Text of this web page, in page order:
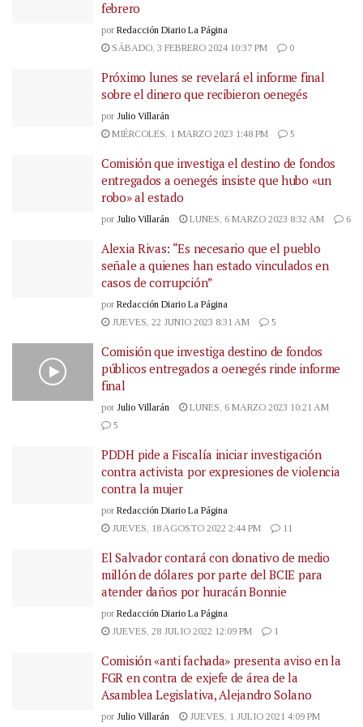
febrero
por Redacción Diario La Página
SÁBADO, 3 FEBRERO 2024 10:37 PM
0
Próximo lunes se revelará el informe final
sobre el dinero que recibieron oenegés
por Julio Villarán
MIÉRCOLES, 1 MARZO 2023 1:48 PM
5
Comisión que investiga el destino de fondos
entregados a oenegés insiste que hubo «un
robo» al estado
por Julio Villarán LUNES, 6 MARZO 2023 8:32 AM 6
Alexia Rivas: “Es necesario que el pueblo
señale a quienes han estado vinculados en
casos de corrupción”
por Redacción Diario La Página
JUEVES, 22 JUNIO 2023 8:31 AM
5
Comisión que investiga destino de fondos
públicos entregados a oenegés rinde informe
final
por Julio Villarán
LUNES, 6 MARZO 2023 10:21 AM
5
PDDH pide a Fiscalía iniciar investigación
contra activista por expresiones de violencia
contra la mujer
por Redacción Diario La Página
JUEVES, 18 AGOSTO 2022 2:44 PM
11
El Salvador contará con donativo de medio
millón de dólares por parte del BCIE para
atender daños por huracán Bonnie
por Redacción Diario La Página
JUEVES, 28 JULIO 2022 12:09 PM
1
Comisión «anti fachada» presenta aviso en la
FGR en contra de exjefe de área de la
Asamblea Legislativa, Alejandro Solano
por Julio Villarán JUEVES, 1 JULIO 2021 4:09 PM